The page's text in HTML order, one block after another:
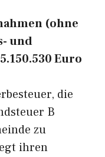
(ohne
und
Euro
die
B
zu
ihren